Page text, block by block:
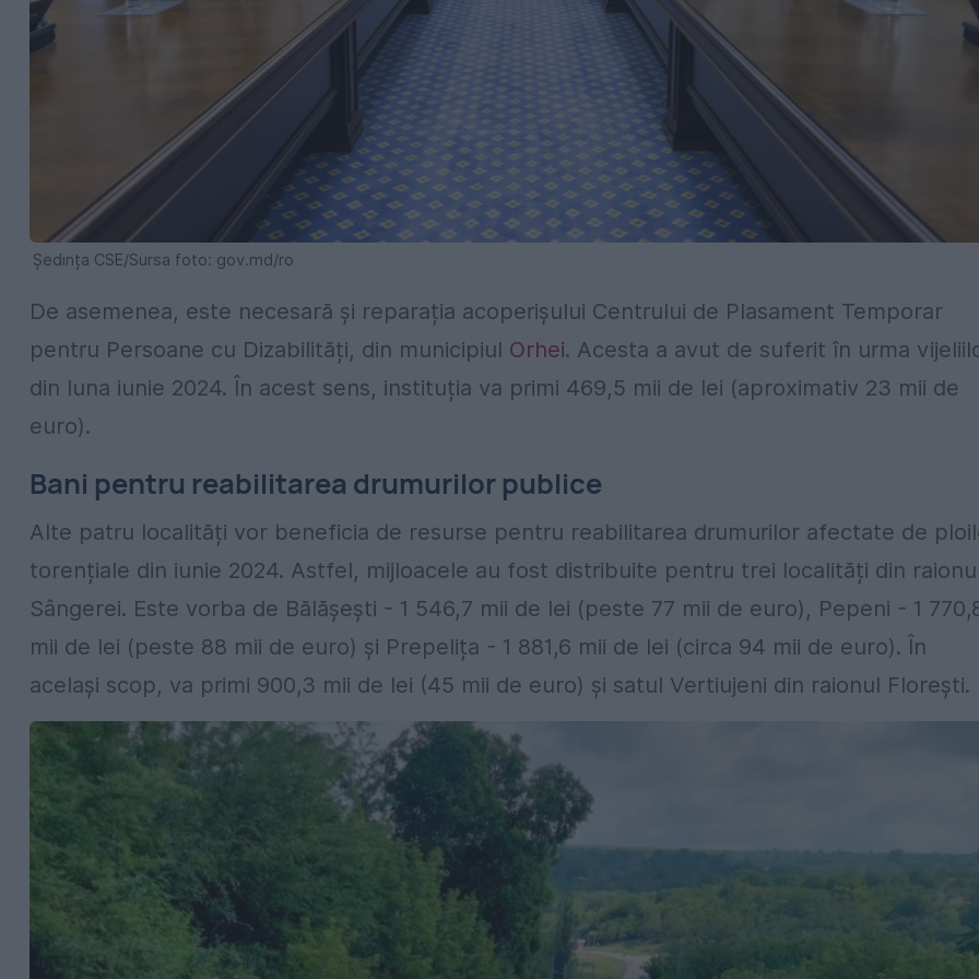
Ședința CSE/Sursa foto: gov.md/ro
De asemenea, este necesară și reparația acoperișului Centrului de Plasament Temporar
pentru Persoane cu Dizabilități, din municipiul Orhei. Acesta a avut de suferit în urma
din luna iunie 2024. În acest sens, instituția va primi 469,5 mii de lei (aproximativ 23 mii de
euro).
Bani pentru reabilitarea drumurilor publice
Alte patru localități vor beneficia de resurse pentru reabilitarea drumurilor afectate de
torențiale din iunie 2024. Astfel, mijloacele au fost distribuite pentru trei localități din
Sângerei. Este vorba de Bălășești - 1 546,7 mii de lei (peste 77 mii de euro), Pepeni - 1
mii de lei (peste 88 mii de euro) și Prepelița - 1 881,6 mii de lei (circa 94 mii de euro). În
același scop, va primi 900,3 mii de lei (45 mii de euro) și satul Vertiujeni din raionul Florești.